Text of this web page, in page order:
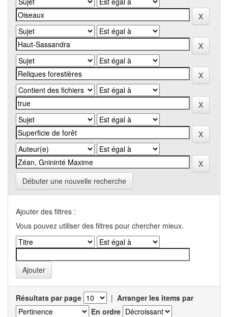
Débuter une nouvelle recherche
Ajouter des filtres :
Vous pouvez utiliser des filtres pour chercher mieux.
Résultats par page | Arranger les items par
En ordre